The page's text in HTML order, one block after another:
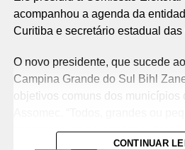
acompanhou a agenda da
Curitiba e secretário estadual das
O novo presidente, que sucede
Campina Grande do Sul Bihl
objetivos comuns dos municípios
temos nossas demandas e
avançar na construção de
CONTINUAR